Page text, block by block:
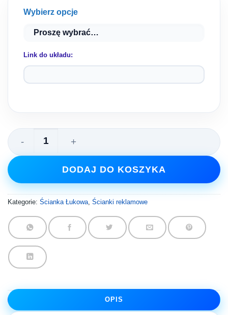
Wybierz opcje
Link do układu:
ilość Ścianka Tekstylna Łukowa 5.3х2.3 m
DODAJ DO KOSZYKA
Kategorie: Ścianka Łukowa Ścianki reklamowe
OPIS